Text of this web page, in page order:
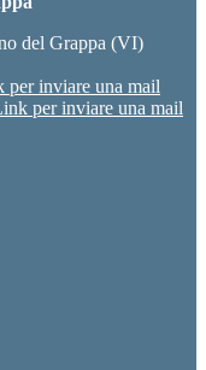
del Grappa (VI)
per inviare una mail
per inviare una mail